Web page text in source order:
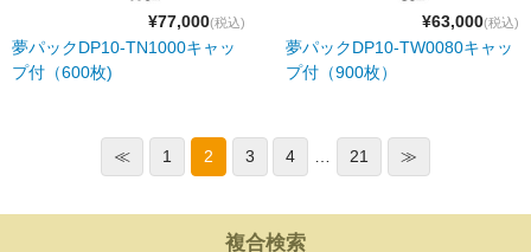
¥77,000(税込)
夢パックDP10-TN1000キャッ
プ付（600枚)
¥63,000(税込)
夢パックDP10-TW0080キャッ
プ付（900枚）
≪ 1 2 3 4 21 ≫
複合検索